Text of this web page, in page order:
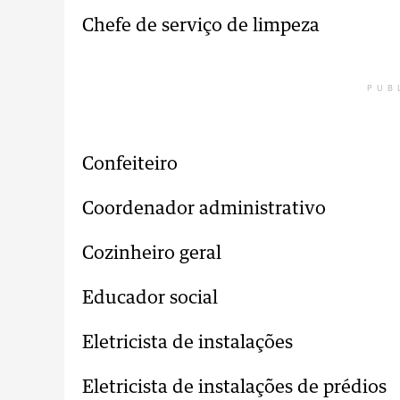
Chefe de serviço de limpeza
Confeiteiro
Coordenador administrativo
Cozinheiro geral
Educador social
Eletricista de instalações
Eletricista de instalações de prédios